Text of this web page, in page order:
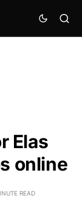
Elas
online
READ